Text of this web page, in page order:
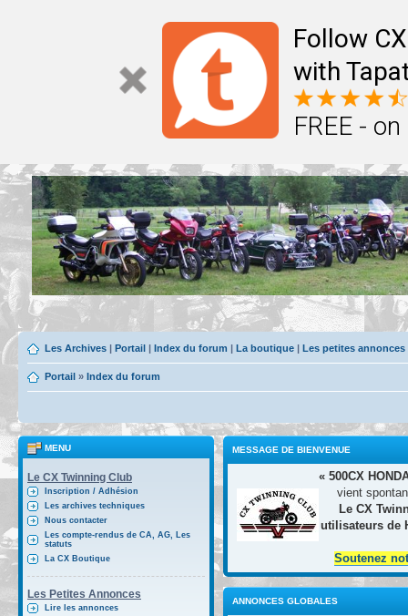
Follow
with
FREE -
Les Archives | Portail | Index du forum | La boutique | Les petites
Portail » Index du forum
MENU
Le CX Twinning Club
Inscription / Adhésion
Les archives techniques
Nous contacter
Les compte-rendus de CA, AG, Les
statuts
La CX Boutique
Les Petites Annonces
Lire les annonces
MESSAGE DE BIENVENUE
« 500CX
vient
Le CX
utilisateurs de
Soutenez
ANNONCES GLOBALES